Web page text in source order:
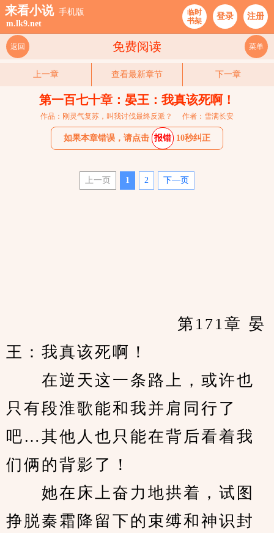
来看小说 手机版
m.lk9.net
临时
书架
登录 注册
免费阅读
返回 菜单
上一章 查看最新章节 下一章
第一百七十章：晏王：我真该死啊！
作品：刚灵气复苏，叫我讨伐最终反派？ 作者：雪满长安
如果本章错误，请点击 报错 10秒纠正
上一页 1 2 下—页
王：我真该死啊！
在逆天这一条路上，或许也
只有段淮歌能和我并肩同行了
吧…其他人也只能在背后看着我
们俩的背影了！
她在床上奋力地拱着，试图
挣脱秦霜降留下的束缚和神识封